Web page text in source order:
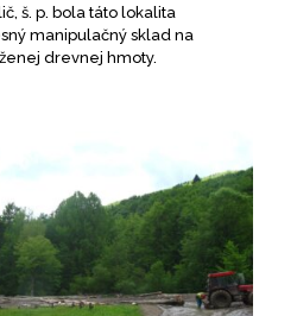
š. p. bola táto lokalita
manipulačný sklad na
drevnej hmoty.